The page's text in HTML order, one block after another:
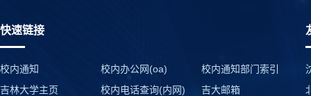
快速链接
校内通知 校内办公网(oa)
校内通知部门索引
吉林大学主页
校内电话查询(内网)
吉大邮箱